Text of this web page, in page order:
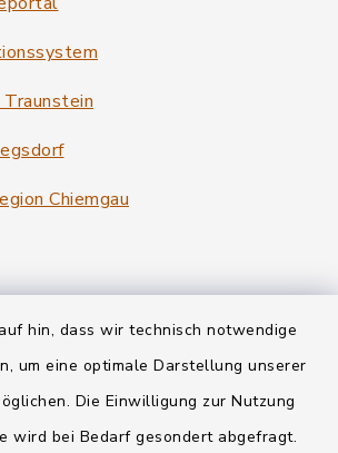
hin, dass wir technisch notwendige
um eine optimale Darstellung unserer
Die Einwilligung zur Nutzung
wird bei Bedarf gesondert abgefragt.
Chiemgau
Kontakt